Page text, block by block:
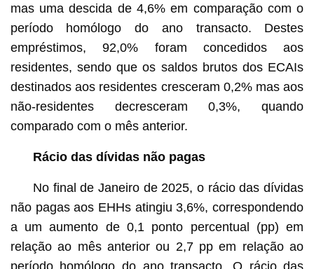
mas uma descida de 4,6% em comparação com o
período homólogo do ano transacto. Destes
empréstimos, 92,0% foram concedidos aos
residentes, sendo que os saldos brutos dos ECAIs
destinados aos residentes cresceram 0,2% mas aos
não-residentes decresceram 0,3%, quando
comparado com o mês anterior.
Rácio das dívidas não pagas
No final de Janeiro de 2025, o rácio das dívidas
não pagas aos EHHs atingiu 3,6%, correspondendo
a um aumento de 0,1 ponto percentual (pp) em
relação ao mês anterior ou 2,7 pp em relação ao
período homólogo do ano transacto. O rácio das